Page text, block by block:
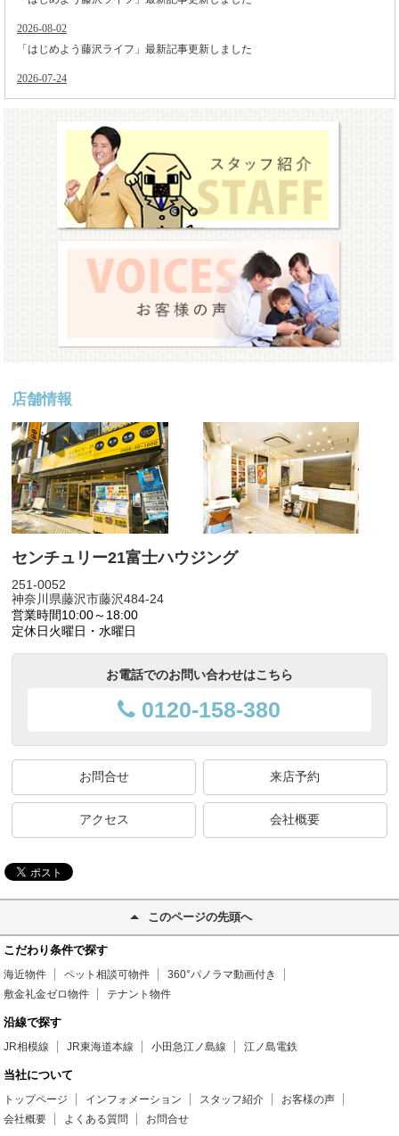
店舗情報
センチュリー21富士ハウジング
251-0052
神奈川県藤沢市藤沢484-24
営業時間10:00～18:00
定休日火曜日・水曜日
お電話でのお問い合わせはこちら
0120-158-380
お問合せ 来店予約
アクセス 会社概要
このページの先頭へ
こだわり条件で探す
海近物件 ペット相談可物件
360°パノラマ動画付き
敷金礼金ゼロ物件
テナント物件
沿線で探す
JR相模線 JR東海道本線 小田急江ノ島線 江ノ島電鉄
当社について
トップページ インフォメーション スタッフ紹介
お客様の声
会社概要
よくある質問 お問合せ